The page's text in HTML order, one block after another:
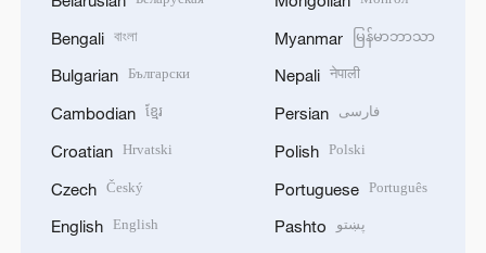
Bengali বাংলা
Bulgarian Български
Cambodian ខ្មែរ
Croatian Hrvatski
Czech Český
English English
Myanmar မြန်မာဘာသာ
Nepali नेपाली
Persian فارسی
Polish Polski
Portuguese Português
Pashto پښتو